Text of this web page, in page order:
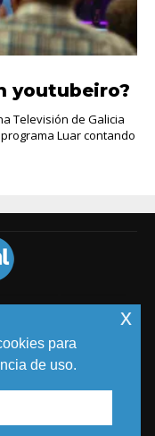
youtubeiro?
Televisión de Galicia
Luar contando
COMICS
MEDIOS
para
de uso.
x